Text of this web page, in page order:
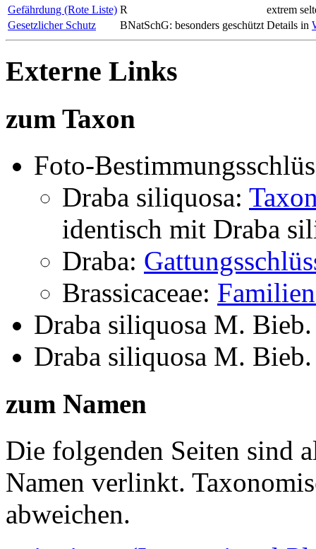
Gefährdung (Rote Liste) R
extrem
Gesetzlicher Schutz
BNatSchG: besonders geschützt Details in
Externe Links
zum Taxon
Foto-
Draba siliquosa:
identisch mit Draba
Draba:
Brassicaceae:
Draba siliquosa M. Bieb.
Draba siliquosa M. Bieb.
zum Namen
Die folgenden Seiten sind
Namen verlinkt.
abweichen.